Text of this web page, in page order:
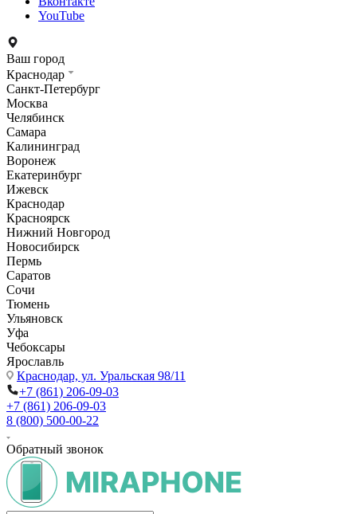
YouTube
Ваш город
Краснодар
Санкт-Петербург
Москва
Челябинск
Самара
Калининград
Воронеж
Екатеринбург
Ижевск
Краснодар
Красноярск
Нижний Новгород
Новосибирск
Пермь
Саратов
Сочи
Тюмень
Ульяновск
Уфа
Чебоксары
Ярославль
Краснодар, ул. Уральская 98/11
+7 (861) 206-09-03
+7 (861) 206-09-03
8 (800) 500-00-22
Обратный звонок